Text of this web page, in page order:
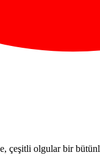
çeşitli olgular bir